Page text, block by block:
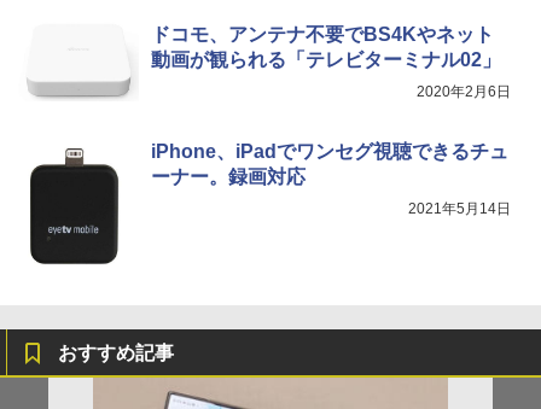
ドコモ、アンテナ不要でBS4Kやネット
動画が観られる「テレビターミナル02」
2020年2月6日
iPhone、iPadでワンセグ視聴できるチュ
ーナー。録画対応
2021年5月14日
おすすめ記事